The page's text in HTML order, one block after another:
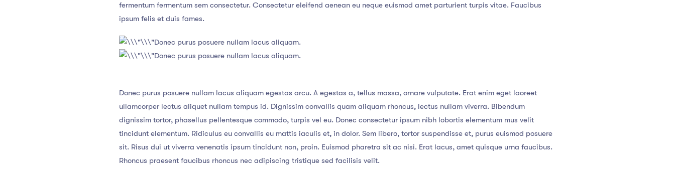
fermentum fermentum sem consectetur. Consectetur eleifend aenean eu neque euismod amet parturient turpis vitae. Faucibus
ipsum felis et duis fames.
Donec purus posuere nullam lacus aliquam.
Donec purus posuere nullam lacus aliquam.
Donec purus posuere nullam lacus aliquam egestas arcu. A egestas a, tellus massa, ornare vulputate. Erat enim eget laoreet
ullamcorper lectus aliquet nullam tempus id. Dignissim convallis quam aliquam rhoncus, lectus nullam viverra. Bibendum
dignissim tortor, phasellus pellentesque commodo, turpis vel eu. Donec consectetur ipsum nibh lobortis elementum mus velit
tincidunt elementum. Ridiculus eu convallis eu mattis iaculis et, in dolor. Sem libero, tortor suspendisse et, purus euismod posuere
sit. Risus dui ut viverra venenatis ipsum tincidunt non, proin. Euismod pharetra sit ac nisi. Erat lacus, amet quisque urna faucibus.
Rhoncus praesent faucibus rhoncus nec adipiscing tristique sed facilisis velit.